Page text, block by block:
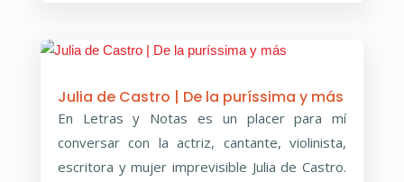
Julia de Castro | De la puríssima y más
En Letras y Notas es un placer para mí
conversar con la actriz, cantante, violinista,
escritora y mujer imprevisible Julia de Castro.